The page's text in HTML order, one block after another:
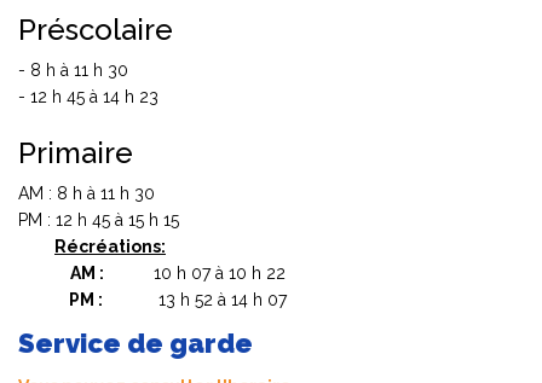
Préscolaire
- 8 h à 11 h 30
- 12 h 45 à 14 h 23
Primaire
AM : 8 h à 11 h 30
PM : 12 h 45 à 15 h 15
Récréations:
AM :
10 h 07 à 10 h 22
PM :
13 h 52 à 14 h 07
Service de garde